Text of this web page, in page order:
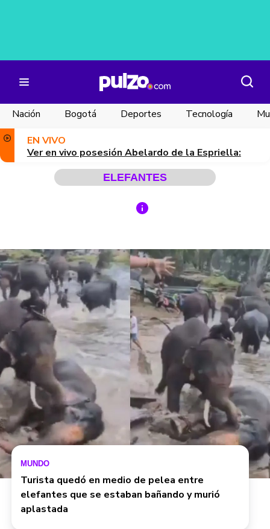
Nación Bogotá Deportes Tecnología
EN VIVO
Ver en vivo posesión Abelardo de la Espriella:
ELEFANTES
MUNDO
Turista quedó en medio de pelea entre
elefantes que se estaban bañando y murió
aplastada